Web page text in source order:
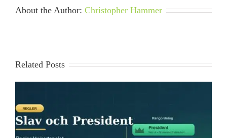
About the Author: Christopher Hammer
Related Posts